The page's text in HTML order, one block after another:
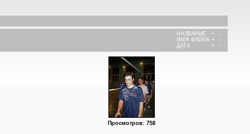
НАЗВАНИЕ + -
ИМЯ ФАЙЛА + -
ДАТА
+ -
Просмотров: 758